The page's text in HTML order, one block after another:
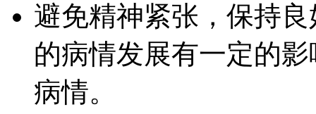
避免精神紧张，保持
的病情发展有一定的
病情。